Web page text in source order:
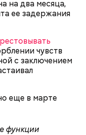
на два месяца,
ее задержания
чувств
с заключением
еще в марте
функции
детей,
достигло
на свет в
родились в
позже
сетях про
релейные
убийство
— сообщил